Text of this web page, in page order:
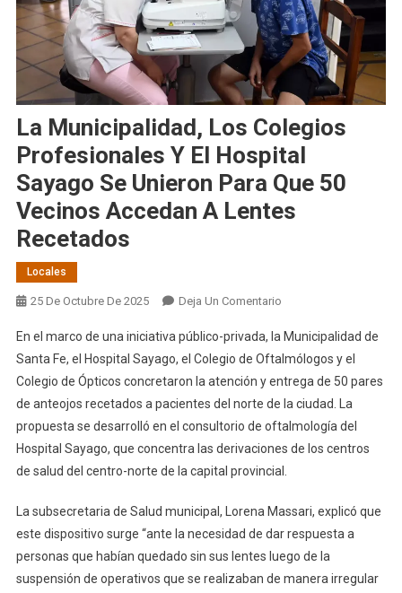
La Municipalidad, Los Colegios
Profesionales Y El Hospital
Sayago Se Unieron Para Que 50
Vecinos Accedan A Lentes
Recetados
Locales
25 De Octubre De 2025 Deja Un ComentarioEn
Municipalidad,
Los
Colegios
Profesionales
Y
El
Hospital
Se
En el marco de una iniciativa público-privada, la Municipalidad de
Santa Fe, el Hospital Sayago, el Colegio de Oftalmólogos y el
Colegio de Ópticos concretaron la atención y entrega de 50 pares
de anteojos recetados a pacientes del norte de la ciudad. La
propuesta se desarrolló en el consultorio de oftalmología del
Hospital Sayago, que concentra las derivaciones de los centros
de salud del centro-norte de la capital provincial.
La subsecretaria de Salud municipal, Lorena Massari, explicó que
este dispositivo surge “ante la necesidad de dar respuesta a
personas que habían quedado sin sus lentes luego de la
suspensión de operativos que se realizaban de manera irregular